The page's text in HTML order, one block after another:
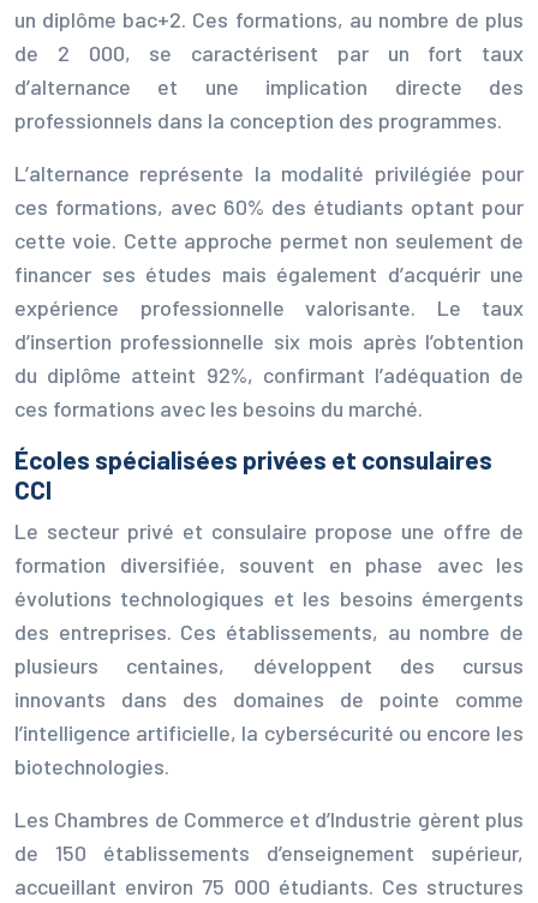
un diplôme bac+2. Ces formations, au nombre de plus
de 2 000, se caractérisent par un fort taux
d’alternance et une implication directe des
professionnels dans la conception des programmes.
L’alternance représente la modalité privilégiée pour
ces formations, avec 60% des étudiants optant pour
cette voie. Cette approche permet non seulement de
financer ses études mais également d’acquérir une
expérience professionnelle valorisante. Le taux
d’insertion professionnelle six mois après l’obtention
du diplôme atteint 92%, confirmant l’adéquation de
ces formations avec les besoins du marché.
Écoles spécialisées privées et consulaires
CCI
Le secteur privé et consulaire propose une offre de
formation diversifiée, souvent en phase avec les
évolutions technologiques et les besoins émergents
des entreprises. Ces établissements, au nombre de
plusieurs centaines, développent des cursus
innovants dans des domaines de pointe comme
l’intelligence artificielle, la cybersécurité ou encore les
biotechnologies.
Les Chambres de Commerce et d’Industrie gèrent plus
de 150 établissements d’enseignement supérieur,
accueillant environ 75 000 étudiants. Ces structures